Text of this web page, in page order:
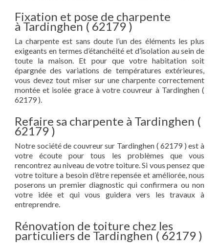
Fixation et pose de charpente
à Tardinghen ( 62179 )
La charpente est sans doute l’un des éléments les plus
exigeants en termes d’étanchéité et d’isolation au sein de
toute la maison. Et pour que votre habitation soit
épargnée des variations de températures extérieures,
vous devez tout miser sur une charpente correctement
montée et isolée grace à votre couvreur à Tardinghen (
62179 ).
Refaire sa charpente à Tardinghen (
62179 )
Notre société de couvreur sur Tardinghen ( 62179 ) est à
votre écoute pour tous les problèmes que vous
rencontrez au niveau de votre toiture. Si vous pensez que
votre toiture a besoin d’être repensée et améliorée, nous
poserons un premier diagnostic qui confirmera ou non
votre idée et qui vous guidera vers les travaux à
entreprendre.
Rénovation de toiture chez les
particuliers de Tardinghen ( 62179 )